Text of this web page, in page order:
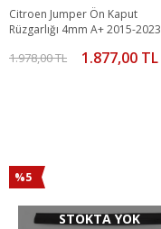
Citroen Jumper Ön Kaput
Rüzgarlığı 4mm A+ 2015-2023
1.978,00 TL 1.877,00 TL
%5
STOKTA YOK